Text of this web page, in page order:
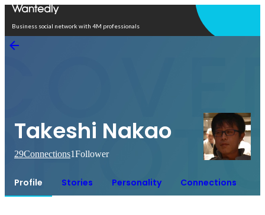
Business social network with 4M professionals
Takeshi Nakao
29Connections1Follower
Profile Stories Personality Connections